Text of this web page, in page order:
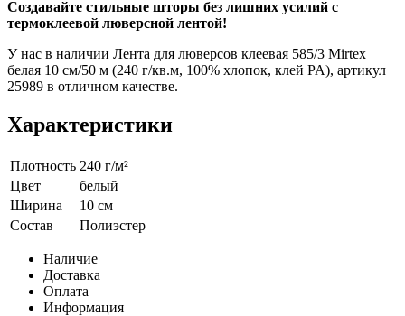
Создавайте стильные шторы без лишних усилий с
термоклеевой люверсной лентой!
У нас в наличии Лента для люверсов клеевая 585/3 Mirtex
белая 10 см/50 м (240 г/кв.м, 100% хлопок, клей PA), артикул
25989 в отличном качестве.
Характеристики
Плотность 240 г/м²
Цвет
белый
Ширина
10 см
Состав
Полиэстер
Наличие
Доставка
Оплата
Информация